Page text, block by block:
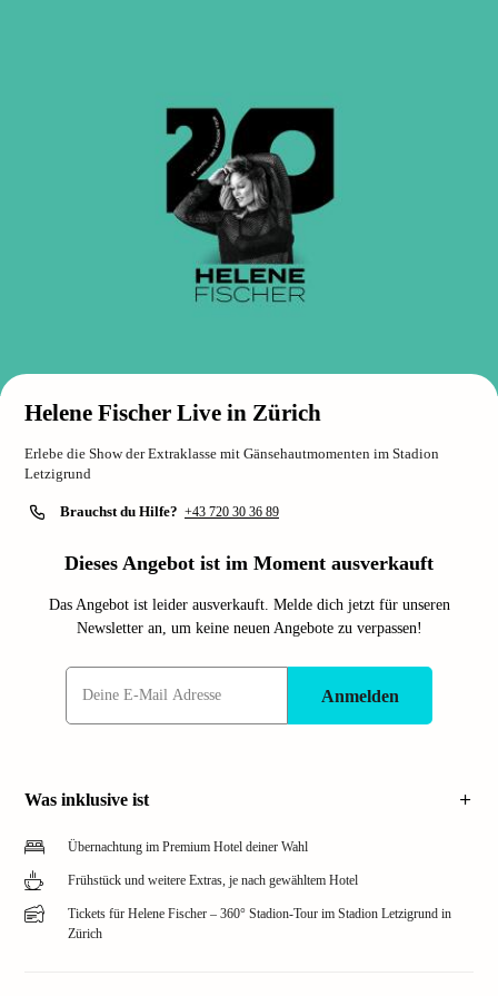
Helene Fischer Live in Zürich
Erlebe die Show der Extraklasse mit Gänsehautmomenten im Stadion
Letzigrund
Brauchst du Hilfe? +43 720 30 36 89
Dieses Angebot ist im Moment ausverkauft
Das Angebot ist leider ausverkauft. Melde dich jetzt für unseren
Newsletter an, um keine neuen Angebote zu verpassen!
Anmelden
Was inklusive ist
Übernachtung im Premium Hotel deiner Wahl
Frühstück und weitere Extras, je nach gewähltem Hotel
Tickets für Helene Fischer – 360° Stadion-Tour im Stadion Letzigrund in
Zürich